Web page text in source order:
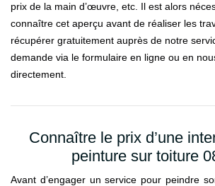
prix de la main d’œuvre, etc. Il est alors
connaître cet aperçu avant de réaliser les
récupérer gratuitement auprès de notre
demande via le formulaire en ligne ou en
directement.
Connaître le prix d’une
peinture sur toiture
Avant d’engager un service pour peindre